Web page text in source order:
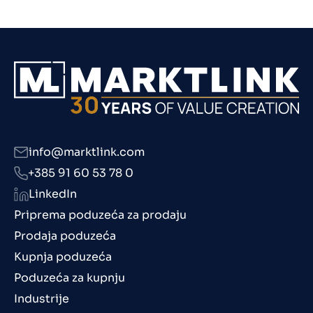
Priprema poduzeća za prodaju
Prodaja poduzeća
Kupnja poduzeća
Poduzeća za kupnju
Industrije
info@marktlink.com
+385 91 60 53 78 0
LinkedIn